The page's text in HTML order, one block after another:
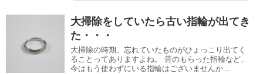
大掃除をしていたら古い指輪が出てき
た・・・
大掃除の時期、忘れていたものがひょっこり出てく
ることってありますよね。 昔のもらった指輪など、
今はもう使わずにいる指輪はございませんか...